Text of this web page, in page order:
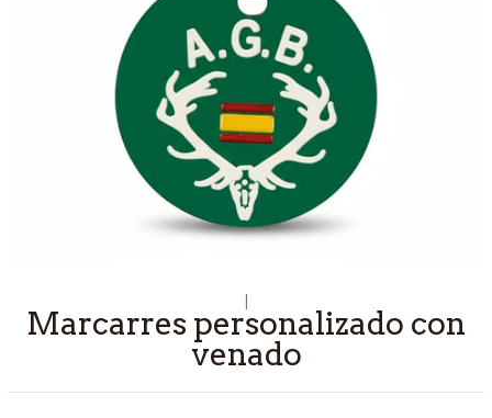
|
Marcarres personalizado con
venado